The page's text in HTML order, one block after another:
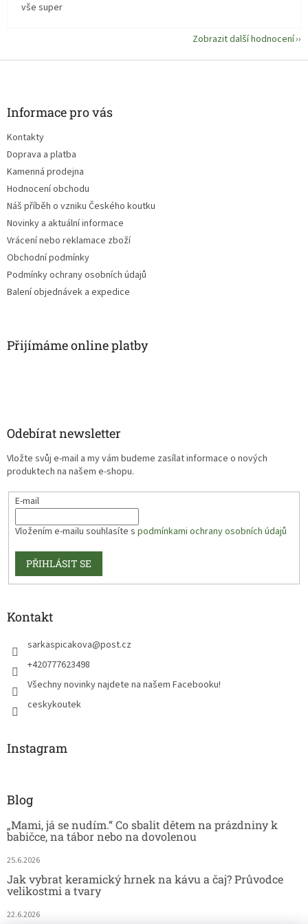
vše super
Zobrazit další hodnocení
Z
Informace pro vás
Kontakty
Doprava a platba
Kamenná prodejna
Hodnocení obchodu
Náš příběh o vzniku Českého koutku
Novinky a aktuální informace
Vrácení nebo reklamace zboží
Obchodní podmínky
Podmínky ochrany osobních údajů
Balení objednávek a expedice
Přijímáme online platby
Odebírat newsletter
Vložte svůj e-mail a my vám budeme zasílat informace o nových
produktech na našem e-shopu.
E-mail
Vložením e-mailu souhlasíte s podmínkami ochrany osobních údajů
PŘIHLÁSIT SE
Kontakt
sarkaspicakova@post.cz
+420777623498
Všechny novinky najdete na našem Facebooku!
ceskykoutek
Instagram
Blog
„Mami, já se nudím.“ Co sbalit dětem na prázdniny k
babičce, na tábor nebo na dovolenou
25.6.2026
Jak vybrat keramický hrnek na kávu a čaj? Průvodce
velikostmi a tvary
22.6.2026